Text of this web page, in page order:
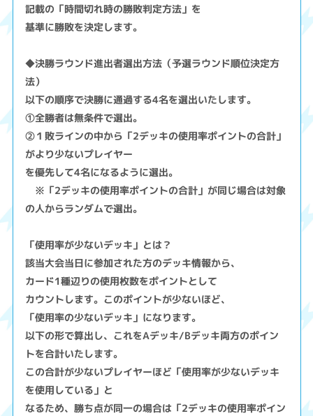
記載の「時間切れ時の勝敗判定方法」を
基準に勝敗を決定します。
◆決勝ラウンド進出者選出方法（予選ラウンド順位決定方
法）
以下の順序で決勝に通過する4名を選出いたします。
①全勝者は無条件で選出。
②１敗ラインの中から「2デッキの使用率ポイントの合計」
がより少ないプレイヤー
を優先して4名になるように選出。
※「2デッキの使用率ポイントの合計」が同じ場合は対象
の人からランダムで選出。
「使用率が少ないデッキ」とは？
該当大会当日に参加された方のデッキ情報から、
カード1種辺りの使用枚数をポイントとして
カウントします。このポイントが少ないほど、
「使用率の少ないデッキ」になります。
以下の形で算出し、これをAデッキ/Bデッキ両方のポイン
トを合計いたします。
この合計が少ないプレイヤーほど「使用率が少ないデッキ
を使用している」と
なるため、勝ち点が同一の場合は「2デッキの使用率ポイン